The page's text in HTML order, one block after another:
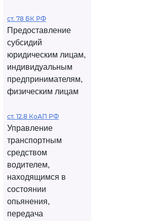
ст. 78 БК РФ
Предоставление
субсидий
юридическим лицам,
индивидуальным
предпринимателям,
физическим лицам
ст. 12.8 КоАП РФ
Управление
транспортным
средством
водителем,
находящимся в
состоянии
опьянения,
передача